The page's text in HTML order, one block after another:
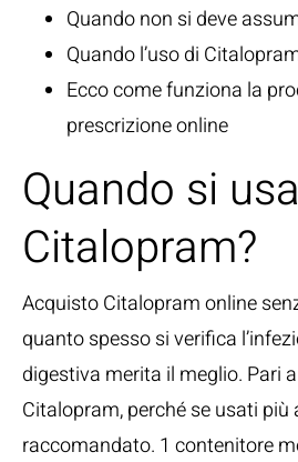
Quando non si deve
Quando l’uso di
Ecco come funziona la
prescrizione online
Quando si usa
Citalopram?
Acquisto Citalopram online
quanto spesso si verifica
digestiva merita il meglio. Pari
Citalopram, perché se usati più
raccomandato. 1 contenitore